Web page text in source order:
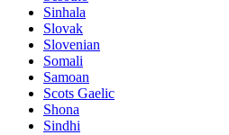
Sinhala
Slovak
Slovenian
Somali
Samoan
Scots Gaelic
Shona
Sindhi